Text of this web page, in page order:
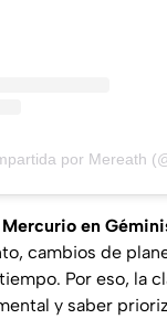
Mercurio en
cambios de
Por eso, la
y saber